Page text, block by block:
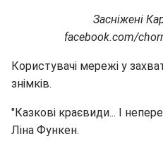
Засніжені
facebook.com/
Користувачі мережі у
знімків.
"Казкові краєвиди... І
Ліна Функен.